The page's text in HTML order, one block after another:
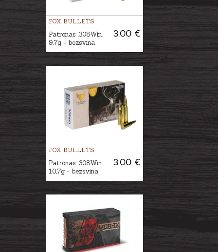
FOX BULLETS
3.00 €
Patronas .308Win.
9,7g - bezsvina
FOX BULLETS
3.00 €
Patronas .308Win.
10,7g - bezsvina